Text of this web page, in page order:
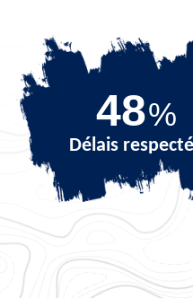
69%
Délais